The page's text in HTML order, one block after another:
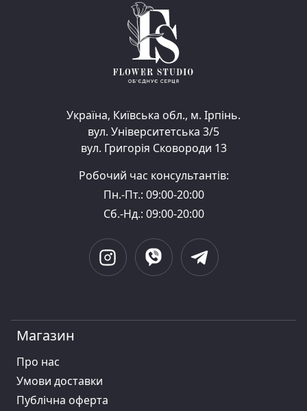
Україна, Київська обл., м. Ірпінь.
вул. Університетська 3/5
вул. Григорія Сковороди 13
Робочий час консультантів:
Пн.-Пт.: 09:00-20:00
Сб.-Нд.: 09:00-20:00
Магазин
Про нас
Умови доставки
Публiчна оферта